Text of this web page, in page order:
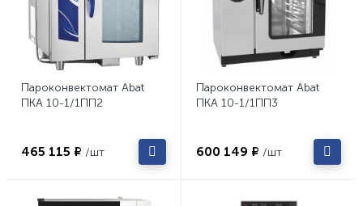
Пароконвектомат Abat
ПКА 10-1/1ПП2
465 115 ₽ /шт
Пароконвектомат Abat
ПКА 10-1/1ПП3
600 149 ₽ /шт